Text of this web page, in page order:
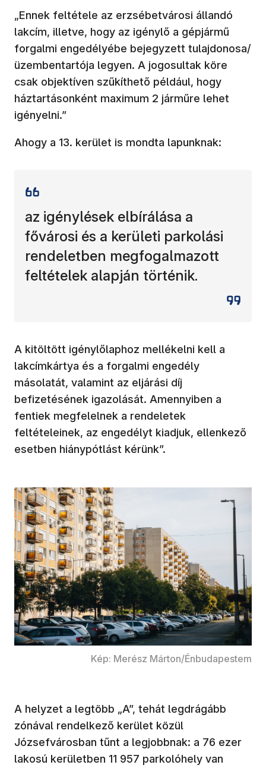
„Ennek feltétele az erzsébetvárosi állandó
lakcím, illetve, hogy az igénylő a gépjármű
forgalmi engedélyébe bejegyzett tulajdonosa/
üzembentartója legyen. A jogosultak köre
csak objektíven szűkíthető például, hogy
háztartásonként maximum 2 járműre lehet
igényelni.”
Ahogy a 13. kerület is mondta lapunknak:
az igénylések elbírálása a
fővárosi és a kerületi parkolási
rendeletben megfogalmazott
feltételek alapján történik.
A kitöltött igénylőlaphoz mellékelni kell a
lakcímkártya és a forgalmi engedély
másolatát, valamint az eljárási díj
befizetésének igazolását. Amennyiben a
fentiek megfelelnek a rendeletek
feltételeinek, az engedélyt kiadjuk, ellenkező
esetben hiánypótlást kérünk”.
Kép: Merész Márton/Énbudapestem
A helyzet a legtöbb „A”, tehát legdrágább
zónával rendelkező kerület közül
Józsefvárosban tűnt a legjobbnak: a 76 ezer
lakosú kerületben 11 957 parkolóhely van